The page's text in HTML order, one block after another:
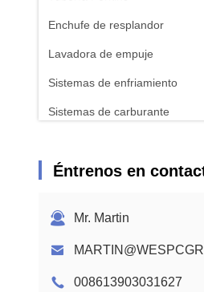
Enchufe de resplandor
Lavadora de empuje
Sistemas de enfriamiento
Sistemas de carburante
Árbol de levas del motor
Arnés de cableado del motor
Éntrenos en contacto
Mr. Martin
008613903031627